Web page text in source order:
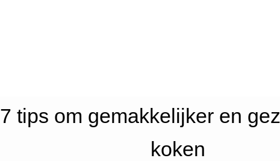
7 tips om gemakkelijker en
koken